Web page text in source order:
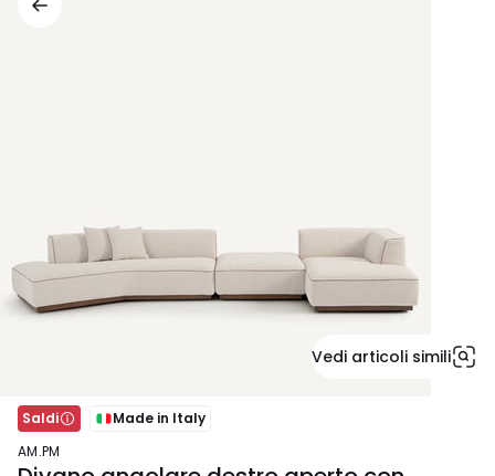
Vedi articoli simili
Saldi
Made in Italy
AM.PM